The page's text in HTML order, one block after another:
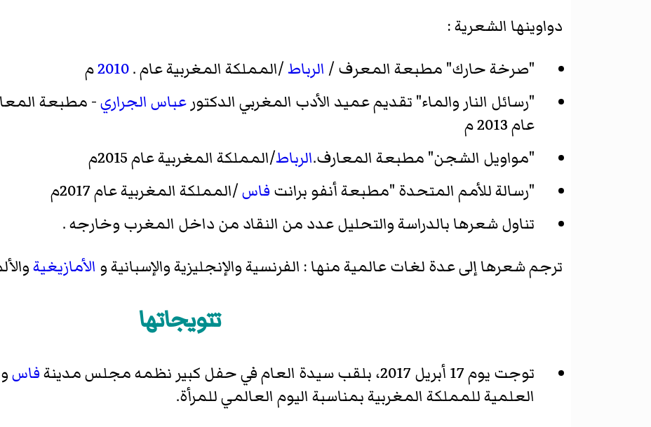
دواوينها الشعرية :
"صرخة حارك" مطبعة المعرف / الرباط/المملكة المغربية عام .2010م
"رسائل النار والماء" تقديم عميد الأدب المغربي الدكتورعباس الجراري- مطبعة
عام 2013 م
"مواويل الشجن" مطبعة المعارف.الرباط/المملكة المغربية عام 2015م
"رسالة للأمم المتحدة "مطبعة أنفو برانت فاس/المملكة المغربية عام 2017م
تناول شعرها بالدراسة والتحليل عدد من النقاد من داخل المغرب وخارجه .
ترجم شعرها إلى عدة لغات عالمية منها : الفرنسية والإنجليزية والإسبانية و الأمازيغية
تتويجاتها
توجت يوم 17 أبريل 2017، بلقب سيدة العام في حفل كبير نظمه مجلس مدينة فاس
العلمية للمملكة المغربية بمناسبة اليوم العالمي للمرأة.